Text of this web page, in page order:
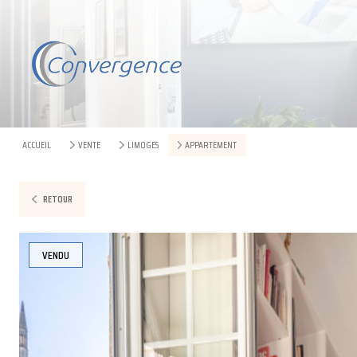
ACCUEIL VENTE LIMOGES APPARTEMENT
RETOUR
VENDU